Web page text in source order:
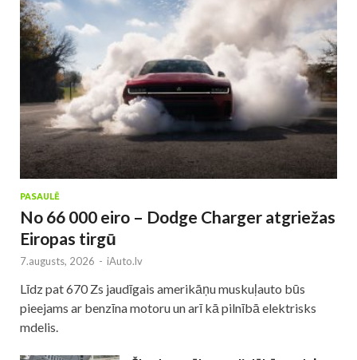
PASAULĒ
No 66 000 eiro – Dodge Charger atgriežas
Eiropas tirgū
7.augusts, 2026 - iAuto.lv
Līdz pat 670 Zs jaudīgais amerikāņu muskuļauto būs
pieejams ar benzīna motoru un arī kā pilnībā elektrisks
mdelis.